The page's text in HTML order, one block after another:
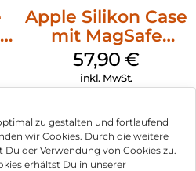
zu gestalten und fortlaufend
wir Cookies. Durch die weitere
der Verwendung von Cookies zu.
erhältst Du in unserer
Apple Silikon Case
mit MagSafe
iPhone 14 Pro
(PRODUCT)RED
57,90€
inkl. MwSt.